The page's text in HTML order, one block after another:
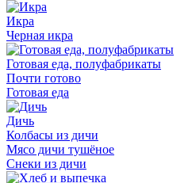
Икра
Черная икра
Готовая еда, полуфабрикаты
Почти готово
Готовая еда
Дичь
Колбасы из дичи
Мясо дичи тушёное
Снеки из дичи